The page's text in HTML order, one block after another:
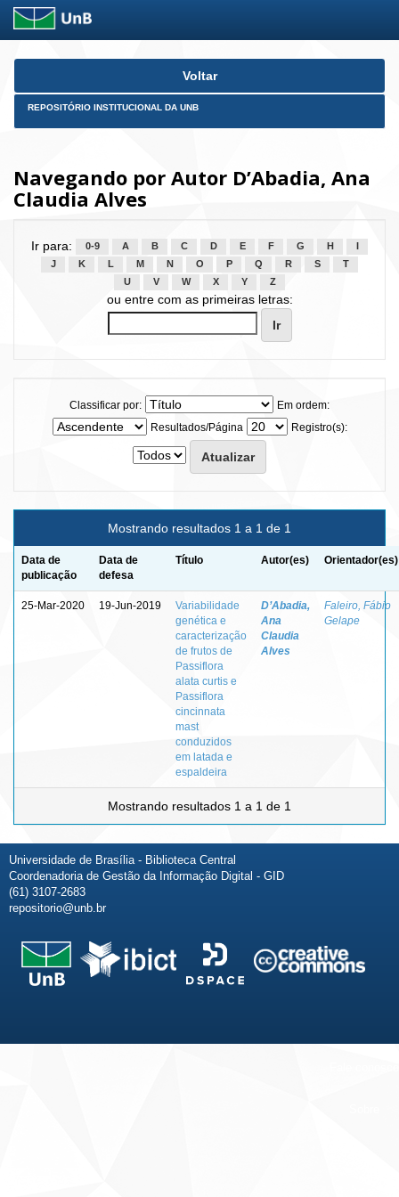
Skip
Voltar
REPOSITÓRIO INSTITUCIONAL DA UNB
Navegando por Autor D’Abadia, Ana
Claudia Alves
Ir para: 0-9 A B C D E F G H
J
K L M N O P Q R S
T
U
V W X Y Z
ou entre com as primeiras letras:
Classificar por:
Em ordem:
Resultados/Página
Registro(s):
Mostrando resultados 1 a 1 de 1
Data de
publicação
Data de
defesa
Título Autor(es) Orientador(es)
25-Mar-2020 19-Jun-2019
Variabilidade
genética e
caracterização
de frutos de
Passiflora
alata curtis e
Passiflora
cincinnata
mast
conduzidos
em latada e
espaldeira
D’Abadia,
Ana
Claudia
Alves
Faleiro, Fábio
Gelape
Mostrando resultados 1 a 1 de 1
Universidade de Brasília - Biblioteca Central
Coordenadoria de Gestão da Informação Digital - GID
(61) 3107-2683
repositorio@unb.br